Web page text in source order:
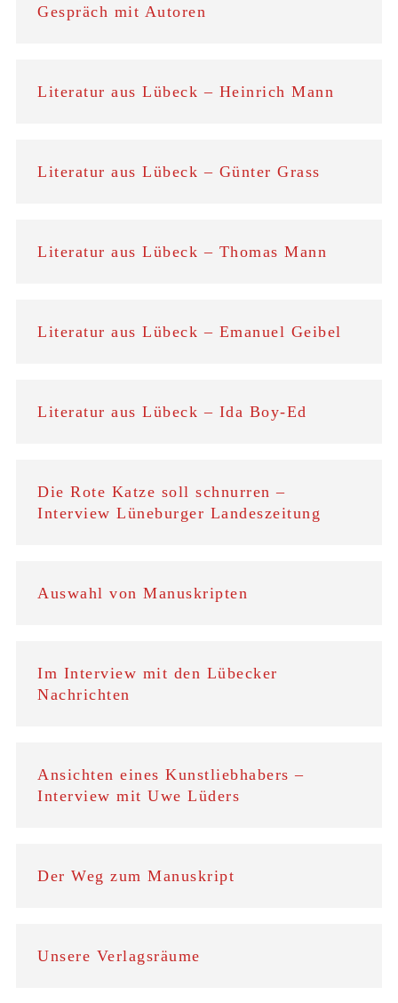
Gespräch mit Autoren
Literatur aus Lübeck – Heinrich Mann
Literatur aus Lübeck – Günter Grass
Literatur aus Lübeck – Thomas Mann
Literatur aus Lübeck – Emanuel Geibel
Literatur aus Lübeck – Ida Boy-Ed
Die Rote Katze soll schnurren –
Interview Lüneburger Landeszeitung
Auswahl von Manuskripten
Im Interview mit den Lübecker
Nachrichten
Ansichten eines Kunstliebhabers –
Interview mit Uwe Lüders
Der Weg zum Manuskript
Unsere Verlagsräume